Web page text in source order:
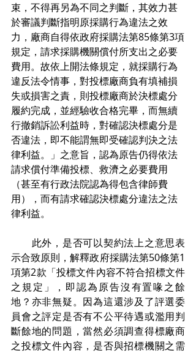
束，不得再另為不同之判斷，其效力甚
於審議判斷指明原採購行為違法之效
力，廠商自得依政府採購法第85條第3項
規定，請求採購機關償付所支出之必要
費用。故依上開法條規定，就採購行為
違反法令情事，對投標廠商負有填補損
失或損害之責，則投標廠商於決標處分
履約完成，並經驗收合格完畢，而無續
行撤銷訴訟利益時，對確認決標處分是
否違法，即不能謂無即受確認判決之法
律利益。」之意旨，認為原告仍得依法
請求償付準備投標、救濟之必要費用
（甚至有行政法院認為得包含律師費
用），而有請求確認決標處分違法之法
律利益。
此外，是否可以契約法上之意思表
示合致原則，解釋政府採購法第50條第1
項第2款「投標文件內容不符合招標文件
之規定」，即認為原告沒有置喙之餘
地？亦非無疑。因為這還涉及了評選委
員會之評定是否有不公平待遇或濫用判
斷餘地的問題，當然必須調查得標廠商
之投標文件內容，是否與招標機關之需